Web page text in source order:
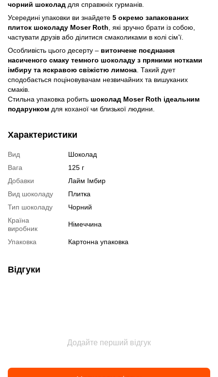
чорний шоколад для справжніх гурманів.
Усередині упаковки ви знайдете 5 окремо запакованих
плиток шоколаду Moser Roth , які зручно брати із собою,
частувати друзів або ділитися смаколиками в колі сім’ї.
Особливість цього десерту – витончене поєднання
насиченого смаку темного шоколаду з пряними нотками
імбиру та яскравою свіжістю лимона . Такий дует
сподобається поціновувачам незвичайних та вишуканих
смаків.
Стильна упаковка робить шоколад Moser Roth ідеальним
подарунком для коханої чи близької людини.
Характеристики
Вид
Шоколад
Вага
125 г
Добавки
Лайм Імбир
Вид шоколаду
Плитка
Тип шоколаду
Чорний
Країна
виробник
Німеччина
Упаковка Картонна упаковка
Відгуки
Додайте перший відгук